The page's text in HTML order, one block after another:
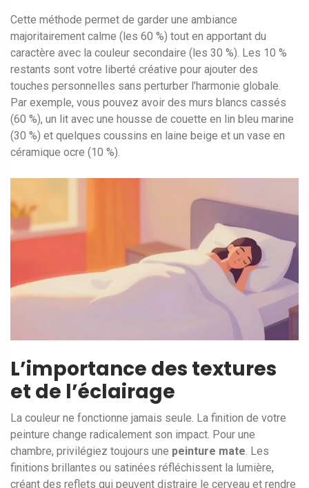
Cette méthode permet de garder une ambiance
majoritairement calme (les 60 %) tout en apportant du
caractère avec la couleur secondaire (les 30 %). Les 10 %
restants sont votre liberté créative pour ajouter des
touches personnelles sans perturber l’harmonie globale.
Par exemple, vous pouvez avoir des murs blancs cassés
(60 %), un lit avec une housse de couette en lin bleu marine
(30 %) et quelques coussins en laine beige et un vase en
céramique ocre (10 %).
L’importance des textures
et de l’éclairage
La couleur ne fonctionne jamais seule. La finition de votre
peinture change radicalement son impact. Pour une
chambre, privilégiez toujours une peinture mate. Les
finitions brillantes ou satinées réfléchissent la lumière,
créant des reflets qui peuvent distraire le cerveau et rendre